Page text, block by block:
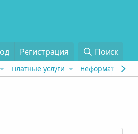
Отзывы О проекте
Регистрация Поиск
Платные услуги Неформат